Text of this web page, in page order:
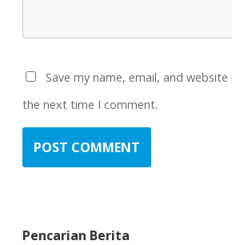
Save my name, email, and
the next time I comment.
Pencarian Berita